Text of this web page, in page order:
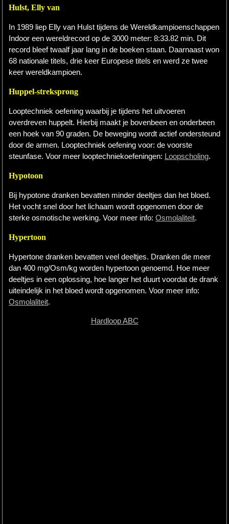
Hulst, Elly van
In 1989 liep Elly van Hulst tijdens de Wereldkampioenschappen
Indoor een wereldrecord op de 3000 meter: 8:33.82 min. Dit
record bleef twaalf jaar lang in de boeken staan. Daarnaast won
68 nationale titels, drie keer Europese titels en werd ze twee
keer wereldkampioen.
Huppel-streksprong
Looptechniek oefening waarbij je tijdens het uitvoeren
overdreven huppelt. Hierbij maakt je bovenbeen en onderbeen
een hoek van 90 graden. De beweging wordt actief ondersteund
door de armen. Looptechniek oefening voor: de voorste
steunfase. Voor meer looptechniekoefeningen: Loopscholing.
Hypotoon
Bij hypotone dranken bevatten minder deeltjes dan het bloed.
Het vocht snel door het lichaam wordt opgenomen door de
sterke osmotische werking. Voor meer info: Osmolaliteit.
Hypertoon
Hypertone dranken bevatten veel deeltjes. Dranken die meer
dan 400 mg/Osm/kg worden hypertoon genoemd. Hoe meer
deeltjes in een oplossing, hoe langer het duurt voordat de drank
uiteindelijk in het bloed wordt opgenomen. Voor meer info:
Osmolaliteit.
Hardloop ABC